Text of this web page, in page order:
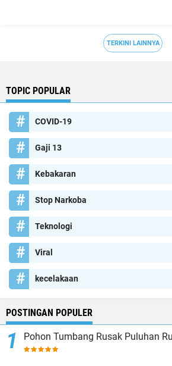
TERKINI LAINNYA
TOPIC POPULAR
COVID-19
Gaji 13
Kebakaran
Stop Narkoba
Teknologi
Viral
kecelakaan
POSTINGAN POPULER
Pohon Tumbang Rusak Puluhan